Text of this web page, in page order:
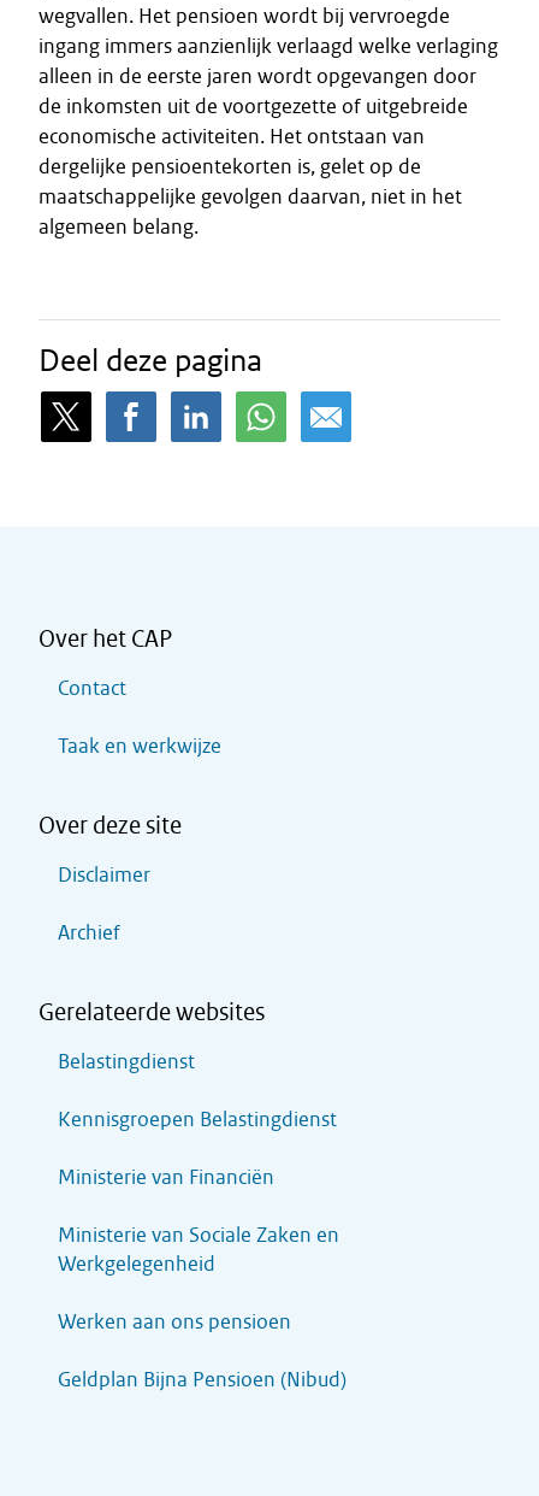
wegvallen. Het pensioen wordt bij vervroegde
ingang immers aanzienlijk verlaagd welke verlaging
alleen in de eerste jaren wordt opgevangen door
de inkomsten uit de voortgezette of uitgebreide
economische activiteiten. Het ontstaan van
dergelijke pensioentekorten is, gelet op de
maatschappelijke gevolgen daarvan, niet in het
algemeen belang.
Deel deze pagina
Over het CAP
Contact
Taak en werkwijze
Over deze site
Disclaimer
Archief
Gerelateerde websites
Belastingdienst
Kennisgroepen Belastingdienst
Ministerie van Financiën
Ministerie van Sociale Zaken en
Werkgelegenheid
Werken aan ons pensioen
Geldplan Bijna Pensioen (Nibud)